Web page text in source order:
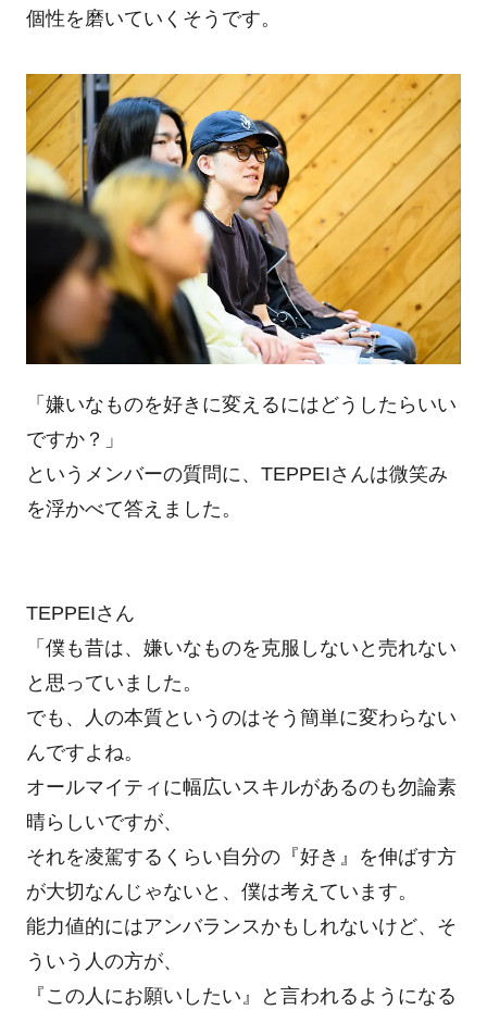
個性を磨いていくそうです。
「嫌いなものを好きに変えるにはどうしたらいい
ですか？」
というメンバーの質問に、TEPPEIさんは微笑み
を浮かべて答えました。
TEPPEIさん
「僕も昔は、嫌いなものを克服しないと売れない
と思っていました。
でも、人の本質というのはそう簡単に変わらない
んですよね。
オールマイティに幅広いスキルがあるのも勿論素
晴らしいですが、
それを凌駕するくらい自分の『好き』を伸ばす方
が大切なんじゃないと、僕は考えています。
能力値的にはアンバランスかもしれないけど、そ
ういう人の方が、
『この人にお願いしたい』と言われるようになる